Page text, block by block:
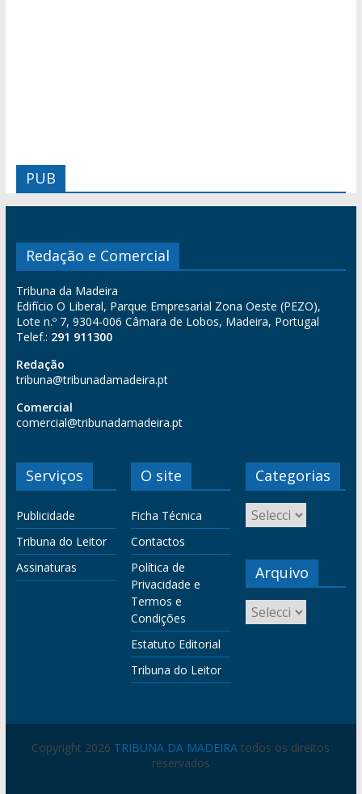
PUB
Redação e Comercial
Tribuna da Madeira
Edifício O Liberal, Parque Empresarial Zona Oeste (PEZO),
Lote n.º 7, 9304-006 Câmara de Lobos, Madeira, Portugal
Telef.: 291 911300
Redação
tribuna@tribunadamadeira.pt
Comercial
comercial@tribunadamadeira.pt
Serviços
Publicidade
Tribuna do Leitor
Assinaturas
O site
Ficha Técnica
Contactos
Política de
Privacidade e
Termos e
Condições
Estatuto Editorial
Tribuna do Leitor
Categorias
Arquivo
Copyright 2026 TRIBUNA DA MADEIRA todos os direitos
reservados